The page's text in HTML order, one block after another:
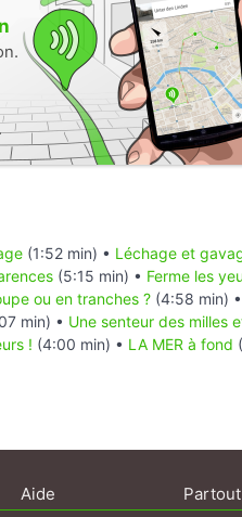
(1:52 min) • Léchage et
(5:15 min) • Ferme les
ou en tranches ? (4:58 min)
min) • Une senteur des milles
! (4:00 min) • LA MER à fond
Aide Partout